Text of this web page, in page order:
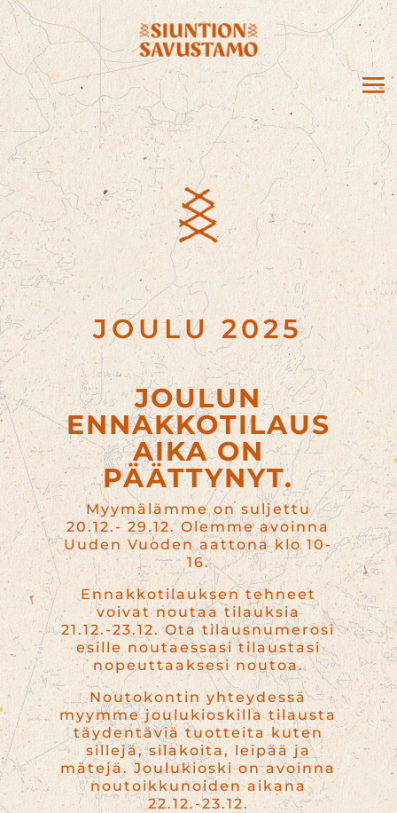
JOULU 2025
JOULUN
ENNAKKOTILAUS
AIKA ON
PÄÄTTYNYT.
Myymälämme on suljettu
20.12.- 29.12. Olemme avoinna
Uuden Vuoden aattona klo 10-
16.
Ennakkotilauksen tehneet
voivat noutaa tilauksia
21.12.-23.12. Ota tilausnumerosi
esille noutaessasi tilaustasi
nopeuttaaksesi noutoa.
Noutokontin yhteydessä
myymme joulukioskilla tilausta
täydentäviä tuotteita kuten
sillejä, silakoita, leipää ja
mätejä. Joulukioski on avoinna
noutoikkunoiden aikana
22.12.-23.12.